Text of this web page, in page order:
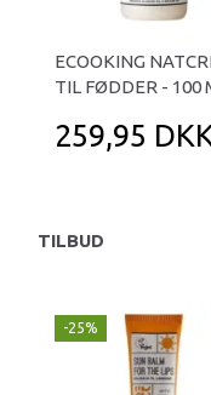
ECOOKING
TIL FØDDER - 100
259,95
TILBUD
-25%